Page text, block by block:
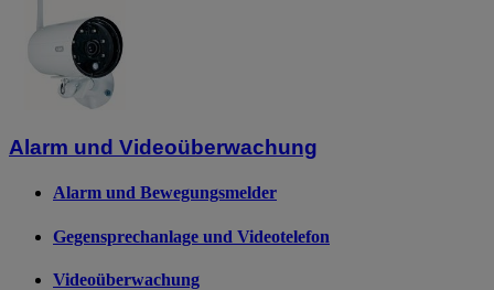
Alarm und Videoüberwachung
Alarm und Bewegungsmelder
Gegensprechanlage und Videotelefon
Videoüberwachung